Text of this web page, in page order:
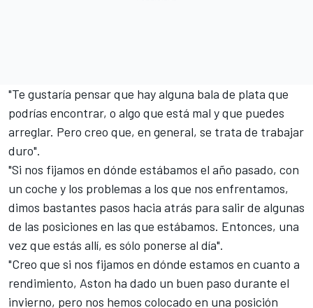
"Te gustaría pensar que hay alguna bala de plata que
podrías encontrar, o algo que está mal y que puedes
arreglar. Pero creo que, en general, se trata de trabajar
duro".
"Si nos fijamos en dónde estábamos el año pasado, con
un coche y los problemas a los que nos enfrentamos,
dimos bastantes pasos hacia atrás para salir de algunas
de las posiciones en las que estábamos. Entonces, una
vez que estás allí, es sólo ponerse al día".
"Creo que si nos fijamos en dónde estamos en cuanto a
rendimiento, Aston ha dado un buen paso durante el
invierno, pero nos hemos colocado en una posición